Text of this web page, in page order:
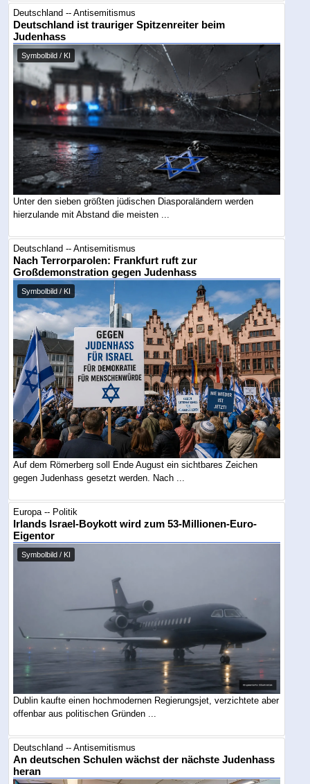
Deutschland -- Antisemitismus
Deutschland ist trauriger Spitzenreiter beim
Judenhass
Symbolbild / KI
Unter den sieben größten jüdischen Diasporaländern werden
hierzulande mit Abstand die meisten ...
Deutschland -- Antisemitismus
Nach Terrorparolen: Frankfurt ruft zur
Großdemonstration gegen Judenhass
Symbolbild / KI
Auf dem Römerberg soll Ende August ein sichtbares Zeichen
gegen Judenhass gesetzt werden. Nach ...
Europa -- Politik
Irlands Israel-Boykott wird zum 53-Millionen-Euro-
Eigentor
Symbolbild / KI
Dublin kaufte einen hochmodernen Regierungsjet, verzichtete aber
offenbar aus politischen Gründen ...
Deutschland -- Antisemitismus
An deutschen Schulen wächst der nächste Judenhass
heran